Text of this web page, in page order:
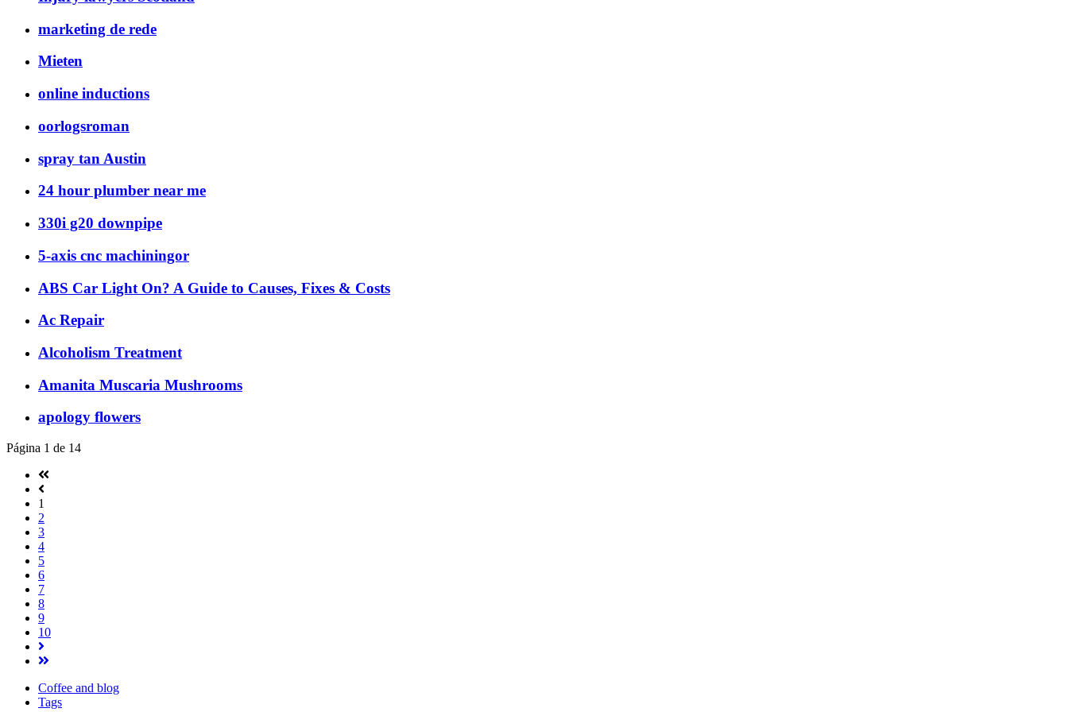
marketing de rede
Mieten
online inductions
oorlogsroman
spray tan Austin
24 hour plumber near me
330i g20 downpipe
5-axis cnc machiningor
ABS Car Light On? A Guide to Causes, Fixes & Costs
Ac Repair
Alcoholism Treatment
Amanita Muscaria Mushrooms
apology flowers
Página 1 de 14
1
2
3
4
5
6
7
8
9
10
Coffee and blog
Tags